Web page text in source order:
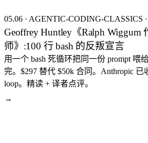
05.06 · AGENTIC-CODING-CLASSICS ·
Geoffrey Huntley《Ralph Wiggum
师》:100 行 bash 的反叛宣言
用一个 bash 死循环把同一份 prompt 喂
完。$297 替代 $50k 合同。Anthropic 已
loop。精读 + 译者点评。
→